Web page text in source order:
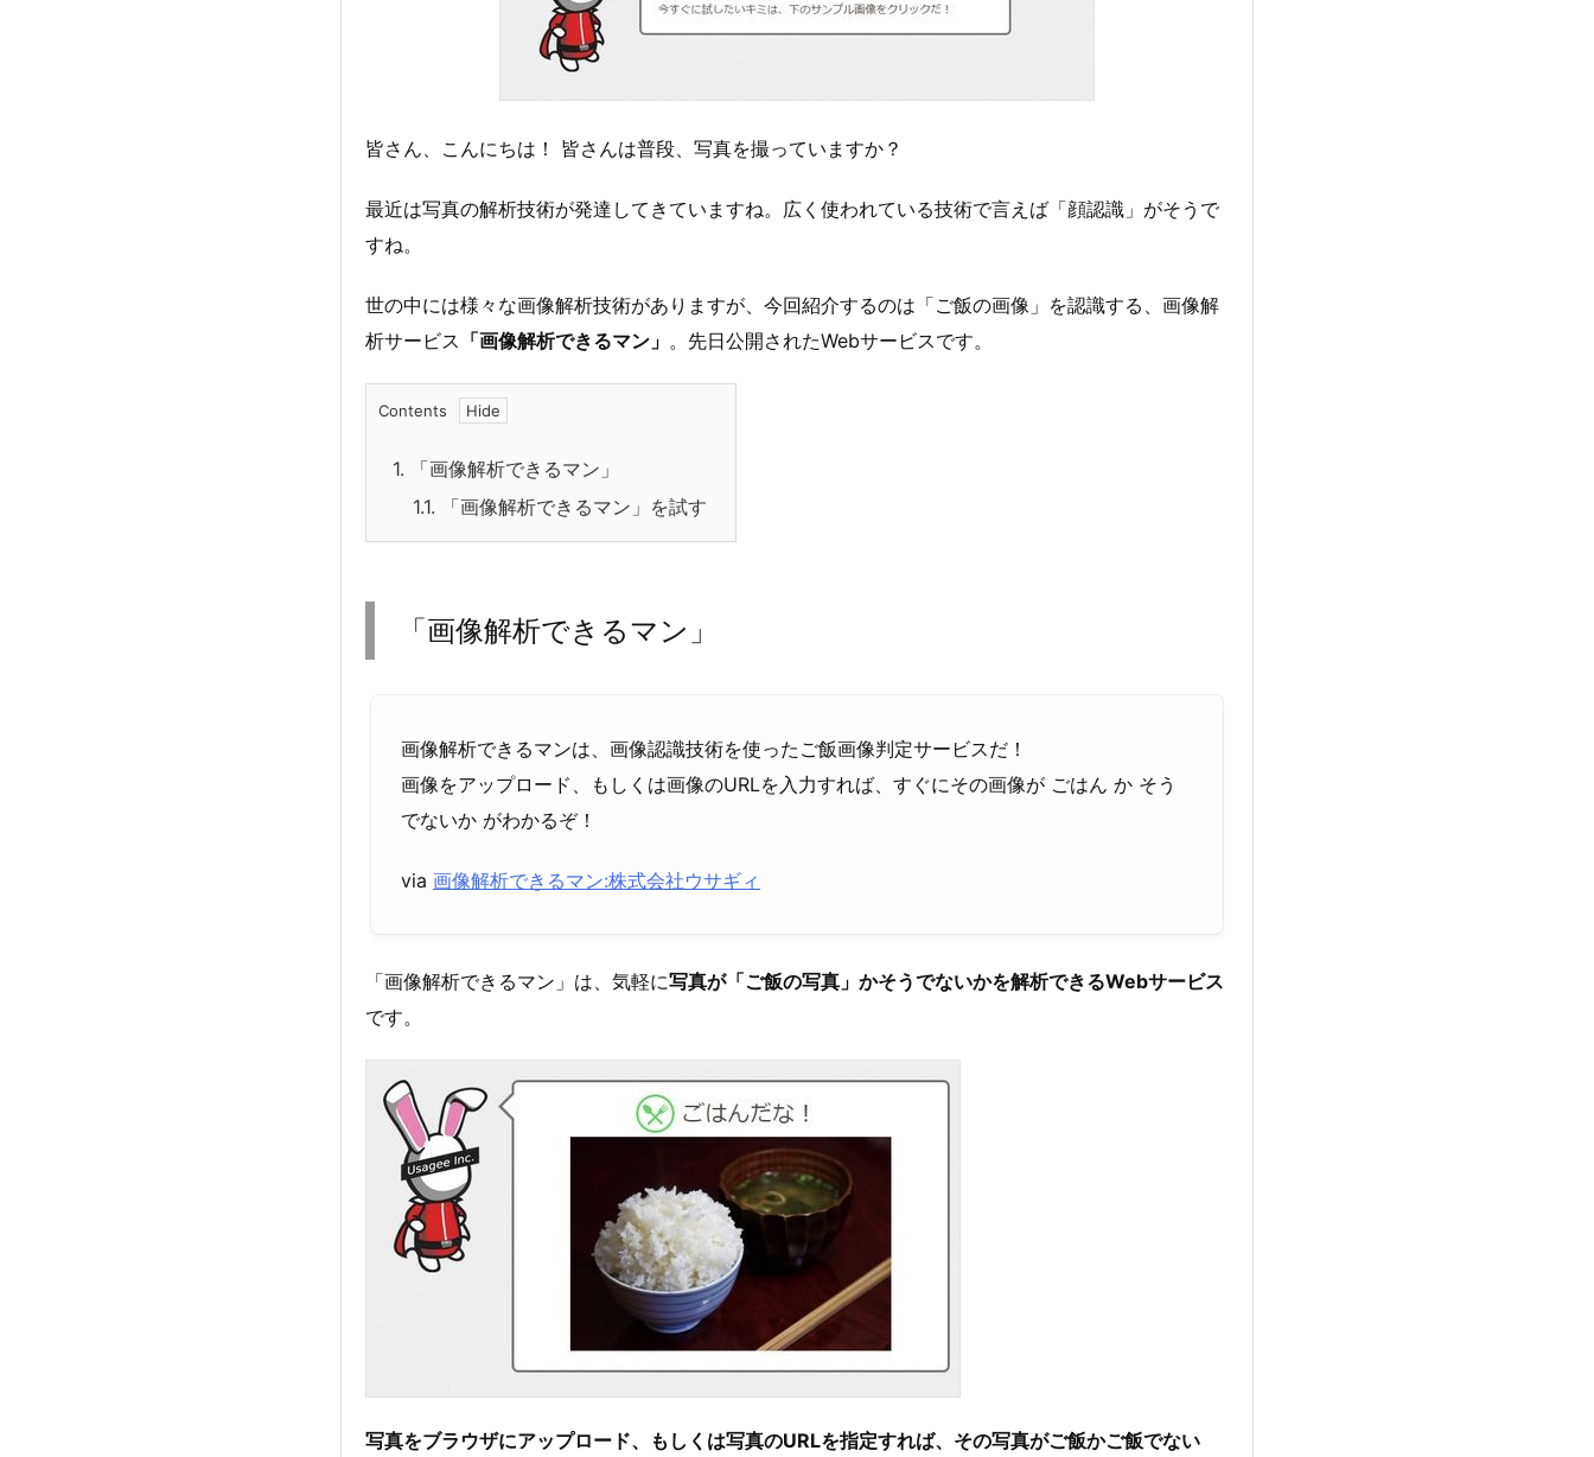
皆さん、こんにちは！ 皆さんは普段、写真を撮っていますか？
最近は写真の解析技術が発達してきていますね。広く使われている技術で言えば「顔認識」がそうで
すね。
世の中には様々な画像解析技術がありますが、今回紹介するのは「ご飯の画像」を認識する、画像解
析サービス 「画像解析できるマン」 。先日公開されたWebサービスです。
Contents
1. 「画像解析できるマン」
1.1. 「画像解析できるマン」を試す
「画像解析できるマン」
画像解析できるマンは、画像認識技術を使ったご飯画像判定サービスだ！
画像をアップロード、もしくは画像のURLを入力すれば、すぐにその画像が ごはん か そう
でないか がわかるぞ！
via 画像解析できるマン:株式会社ウサギィ
「画像解析できるマン」は、気軽に写真が「ご飯の写真」かそうでないかを解析できるWebサービス
です。
写真をブラウザにアップロード、もしくは写真のURLを指定すれば、その写真がご飯かご飯でない